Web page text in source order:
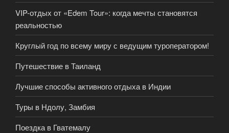
VIP-отдых от «Edem Tour»: когда мечты становятся
реальностью
Круглый год по всему миру с ведущим туроператором!
Путешествие в Таиланд
Лучшие способы активного отдыха в Индии
Туры в Ндолу, Замбия
Поездка в Гватемалу